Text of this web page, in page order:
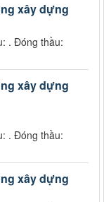
xây dựng
. Đóng thầu:
xây dựng
. Đóng thầu:
xây dựng